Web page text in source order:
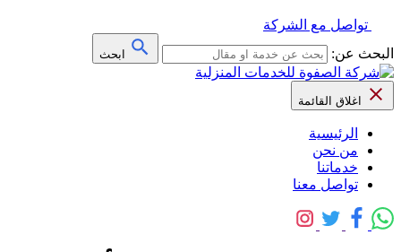
تواصل مع الشركة
البحث عن:
ابحث
اغلاق القائمة
الرئيسية
من نحن
خدماتنا
تواصل معنا